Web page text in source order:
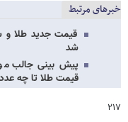
خبرهای مرتبط
شد
پیش بینی جالب
قیمت طلا تا چه
۲۱۷